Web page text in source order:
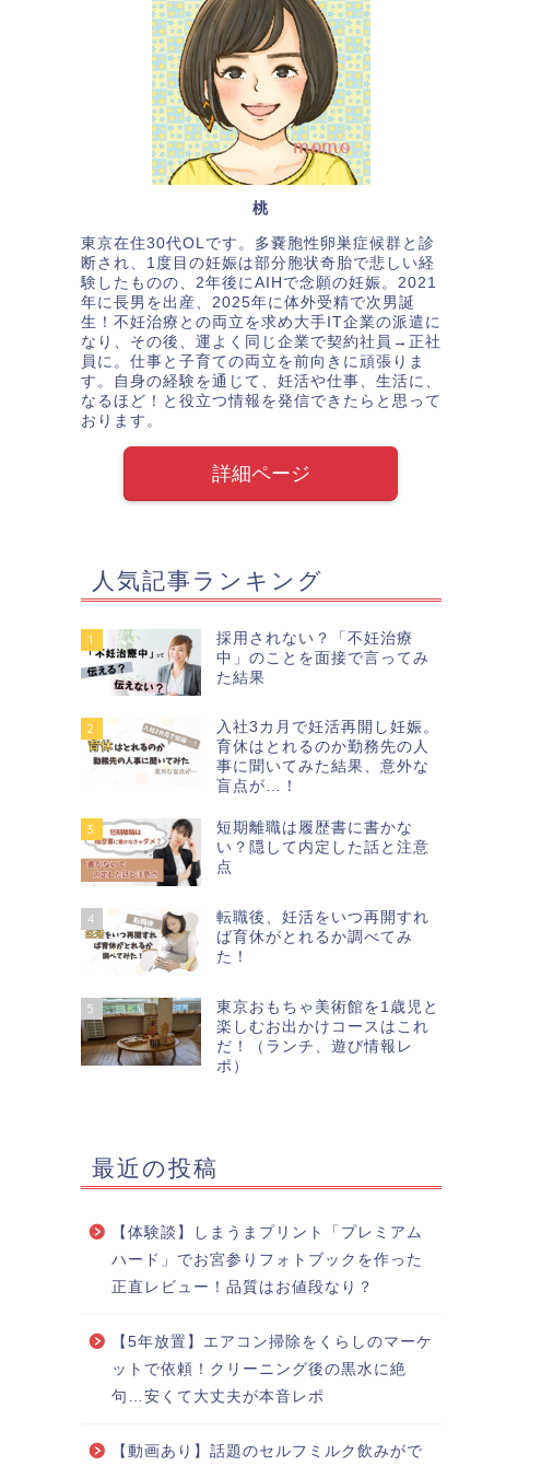
桃
東京在住30代OLです。多嚢胞性卵巣症候群と診
断され、1度目の妊娠は部分胞状奇胎で悲しい経
験したものの、2年後にAIHで念願の妊娠。2021
年に長男を出産、2025年に体外受精で次男誕
生！不妊治療との両立を求め大手IT企業の派遣に
なり、その後、運よく同じ企業で契約社員→正社
員に。仕事と子育ての両立を前向きに頑張りま
す。自身の経験を通じて、妊活や仕事、生活に、
なるほど！と役立つ情報を発信できたらと思って
おります。
詳細ページ
人気記事ランキング
1
採用されない？「不妊治療
中」のことを面接で言ってみ
た結果
2
入社3カ月で妊活再開し妊娠。
育休はとれるのか勤務先の人
事に聞いてみた結果、意外な
盲点が…！
3
短期離職は履歴書に書かな
い？隠して内定した話と注意
点
4
転職後、妊活をいつ再開すれ
ば育休がとれるか調べてみ
た！
5
東京おもちゃ美術館を1歳児と
楽しむお出かけコースはこれ
だ！（ランチ、遊び情報レ
ポ）
最近の投稿
【体験談】しまうまプリント「プレミアム
ハード」でお宮参りフォトブックを作った
正直レビュー！品質はお値段なり？
【5年放置】エアコン掃除をくらしのマーケ
ットで依頼！クリーニング後の黒水に絶
句…安くて大丈夫が本音レポ
【動画あり】話題のセルフミルク飲みがで